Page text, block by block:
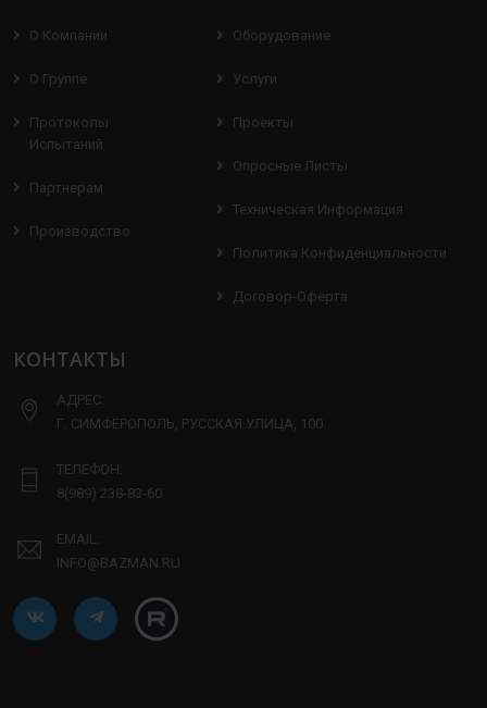
О Компании
О Группе
Протоколы
Испытаний
Партнерам
Производство
Оборудование
Услуги
Проекты
Опросные Листы
Техническая Информация
Политика Конфиденциальности
Договор-Оферта
КОНТАКТЫ
АДРЕС:
Г. СИМФЕРОПОЛЬ, РУССКАЯ УЛИЦА, 100
ТЕЛЕФОН:
8(989) 238-83-60
EMAIL:
INFO@BAZMAN.RU